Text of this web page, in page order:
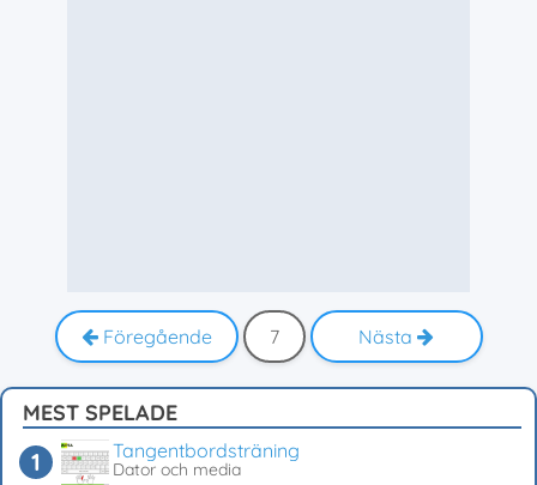
Föregående 7 Nästa
MEST SPELADE
Tangentbordsträning
Dator och media